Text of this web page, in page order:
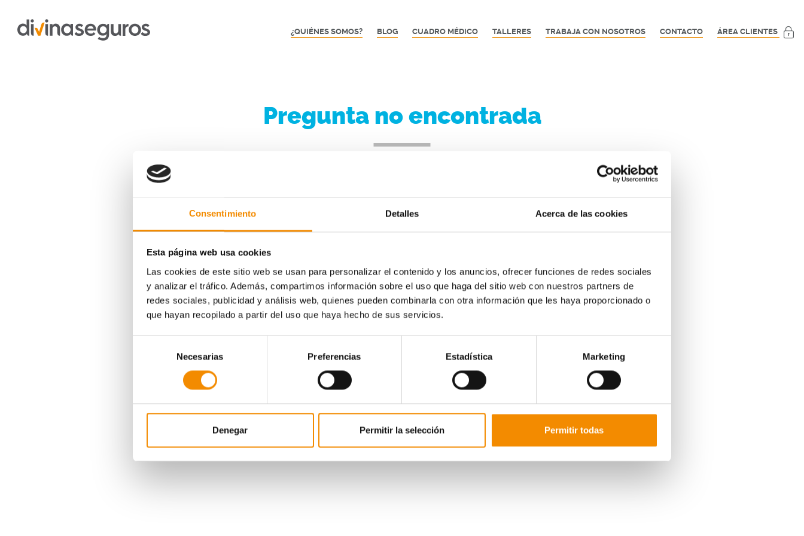
Consentimiento Detalles Acerca de las cookies
Esta página web usa cookies
Las cookies de este sitio web se usan para personalizar el contenido y los anuncios, ofrecer funciones de redes sociales
y analizar el tráfico. Además, compartimos información sobre el uso que haga del sitio web con nuestros partners de
redes sociales, publicidad y análisis web, quienes pueden combinarla con otra información que les haya proporcionado o
que hayan recopilado a partir del uso que haya hecho de sus servicios.
consentimiento
Necesarias Preferencias Estadística Marketing
Denegar Permitir la selección Permitir todas
¿QUIÉNES SOMOS? BLOG CUADRO MÉDICO TALLERES TRABAJA CON NOSOTROS CONTACTO ÁREA CLIENTES
Pregunta no encontrada
VER TODAS LAS PREGUNTAS FRECUENTES